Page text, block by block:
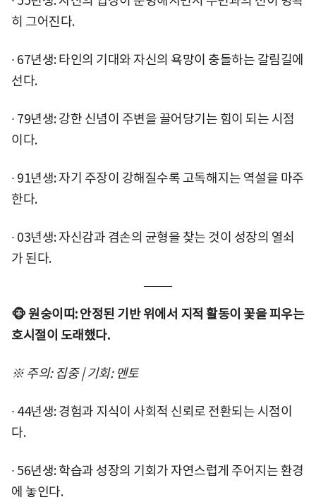
히 그어진다.
∙ 67년생: 타인의 기대와 자신의 욕망이 충돌하는 갈림길에
선다.
∙ 79년생: 강한 신념이 주변을 끌어당기는 힘이 되는 시점
이다.
∙ 91년생: 자기 주장이 강해질수록 고독해지는 역설을 마주
한다.
∙ 03년생: 자신감과 겸손의 균형을 찾는 것이 성장의 열쇠
가 된다.
🐵 원숭이띠: 안정된 기반 위에서 지적 활동이 꽃을 피우는
호시절이 도래했다.
※ 주의: 집중 | 기회: 멘토
∙ 44년생: 경험과 지식이 사회적 신뢰로 전환되는 시점이
다.
∙ 56년생: 학습과 성장의 기회가 자연스럽게 주어지는 환경
에 놓인다.